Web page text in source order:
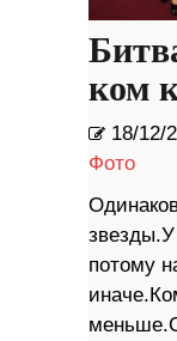
ком
18/12/
Фото
потому